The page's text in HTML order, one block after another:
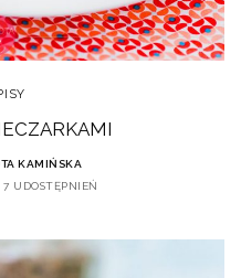
KAMIŃSKA
7 UDOSTĘPNIEŃ